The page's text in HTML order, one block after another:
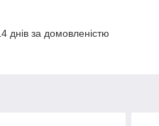
днів за домовленістю